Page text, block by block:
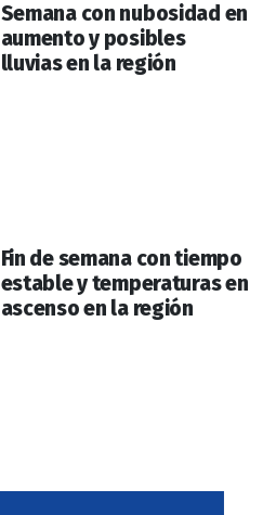
Semana con nubosidad en
aumento y posibles
lluvias en la región
Fin de semana con tiempo
estable y temperaturas en
ascenso en la región